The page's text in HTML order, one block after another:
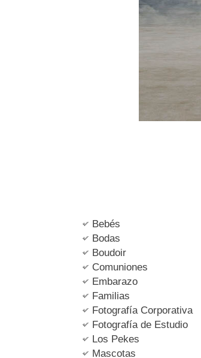
Bebés
Bodas
Boudoir
Comuniones
Embarazo
Familias
Fotografía Corporativa
Fotografía de Estudio
Los Pekes
Mascotas